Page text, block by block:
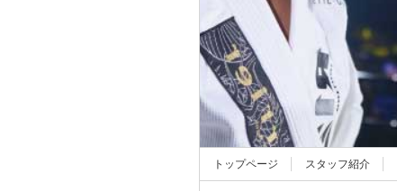
トップページ スタッフ紹介